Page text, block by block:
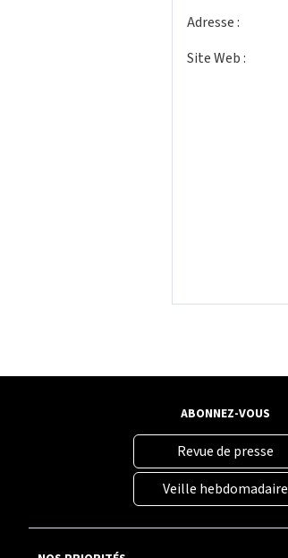
Adresse :
Site Web :
ABONNEZ-VOUS
Revue de presse
Veille hebdomadaire